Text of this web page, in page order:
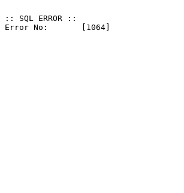
:: SQL ERROR ::
Error No: 	[1064]